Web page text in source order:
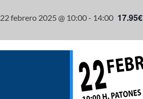
22 febrero 2025 @ 10:00- 14:00